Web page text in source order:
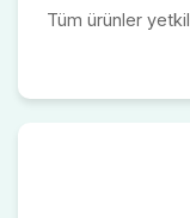
Tüm ürünler